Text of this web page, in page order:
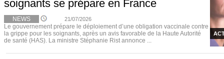
soignants se prépare en France
NEWS 21/07/2026
Le gouvernement prépare le déploiement d’une obligation vaccinale contre
la grippe pour les soignants, après un avis favorable de la Haute Autorité
de santé (HAS). La ministre Stéphanie Rist annonce ...